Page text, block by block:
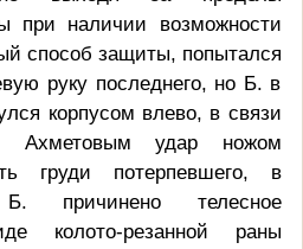
при наличии возможности
способ защиты, попытался
руку последнего, но Б. в
корпусом влево, в связи
Ахметовым удар ножом
груди потерпевшего, в
причинено телесное
колото-резанной раны